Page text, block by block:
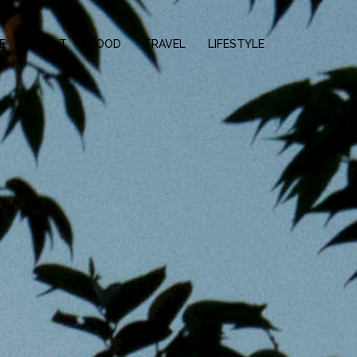
ABOUT FOOD TRAVEL LIFESTYLE